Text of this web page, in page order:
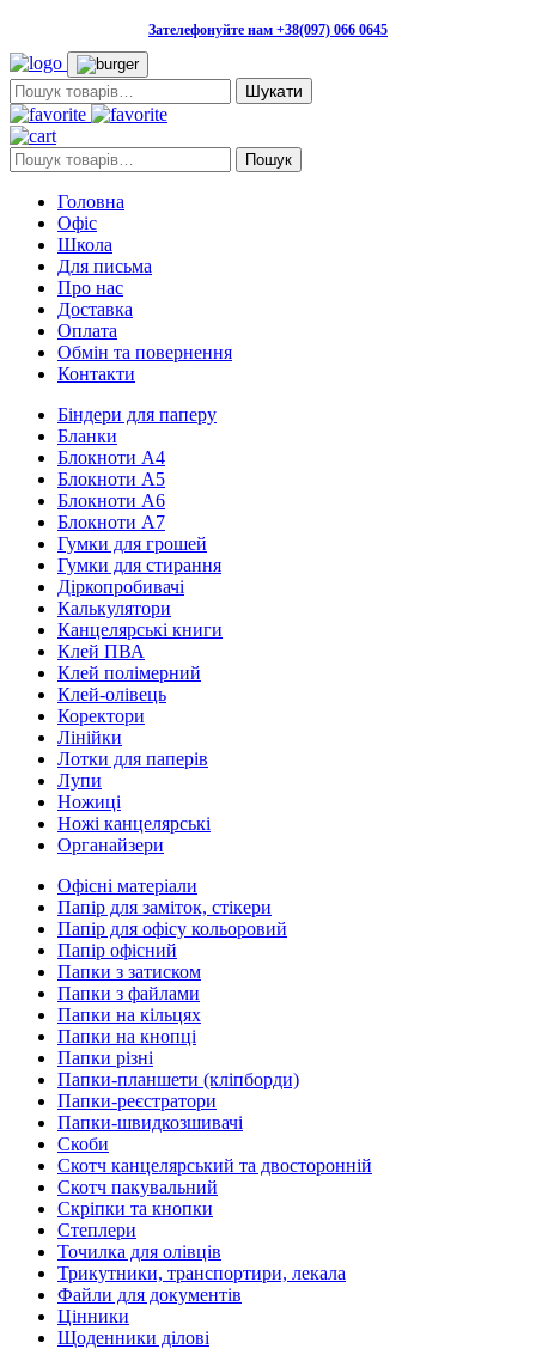
Зателефонуйте нам +38(097) 066 0645
Пошук:
Пошук: Пошук
Головна
Офіс
Школа
Для письма
Про нас
Доставка
Оплата
Обмін та повернення
Контакти
Біндери для паперу
Бланки
Блокноти А4
Блокноти А5
Блокноти А6
Блокноти А7
Гумки для грошей
Гумки для стирання
Діркопробивачі
Калькулятори
Канцелярські книги
Клей ПВА
Клей полімерний
Клей-олівець
Коректори
Лінійки
Лотки для паперів
Лупи
Ножиці
Ножі канцелярські
Органайзери
Офісні матеріали
Папір для заміток, стікери
Папір для офісу кольоровий
Папір офісний
Папки з затиском
Папки з файлами
Папки на кільцях
Папки на кнопці
Папки різні
Папки-планшети (кліпборди)
Папки-реєстратори
Папки-швидкозшивачі
Скоби
Скотч канцелярський та двосторонній
Скотч пакувальний
Скріпки та кнопки
Степлери
Точилка для олівців
Трикутники, транспортири, лекала
Файли для документів
Цінники
Щоденники ділові